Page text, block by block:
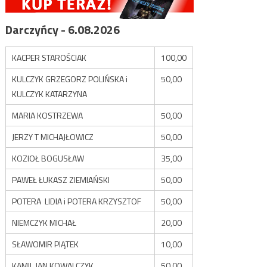
Darczyńcy - 6.08.2026
KACPER STAROŚCIAK
100,00
KULCZYK GRZEGORZ POLIŃSKA i
KULCZYK KATARZYNA
50,00
MARIA KOSTRZEWA
50,00
JERZY T MICHAJŁOWICZ
50,00
KOZIOŁ BOGUSŁAW
35,00
PAWEŁ ŁUKASZ ZIEMIAŃSKI
50,00
POTERA LIDIA i POTERA KRZYSZTOF
50,00
NIEMCZYK MICHAŁ
20,00
SŁAWOMIR PIĄTEK
10,00